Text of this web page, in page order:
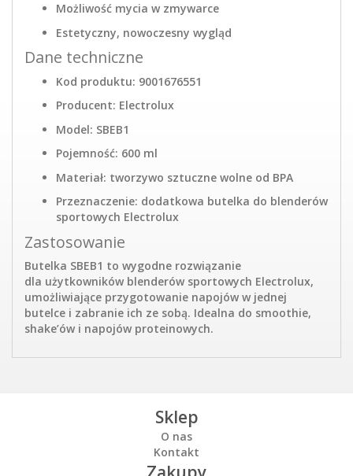
Możliwość mycia w zmywarce
Estetyczny, nowoczesny wygląd
Dane techniczne
Kod produktu: 9001676551
Producent: Electrolux
Model: SBEB1
Pojemność: 600 ml
Materiał: tworzywo sztuczne wolne od BPA
Przeznaczenie: dodatkowa butelka do blenderów
sportowych Electrolux
Zastosowanie
Butelka SBEB1 to wygodne rozwiązanie
dla użytkowników blenderów sportowych Electrolux,
umożliwiające przygotowanie napojów w jednej
butelce i zabranie ich ze sobą. Idealna do smoothie,
shake’ów i napojów proteinowych.
Sklep
O nas
Kontakt